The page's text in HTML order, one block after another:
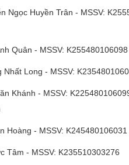
Ngọc Huyền Trân - MSSV:
Quân - MSSV: K255480106098
Nhất Long - MSSV:
Khánh - MSSV:
Hoàng - MSSV: K245480106031
Tâm - MSSV: K235510303276